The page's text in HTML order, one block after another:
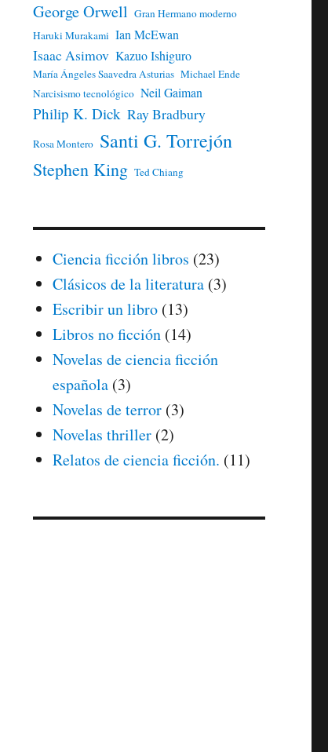
George Orwell Gran Hermano moderno
Haruki Murakami Ian McEwan
Isaac Asimov Kazuo Ishiguro
María Ángeles Saavedra Asturias Michael Ende
Narcisismo tecnológico Neil Gaiman
Philip K. Dick Ray Bradbury
Rosa Montero Santi G. Torrejón
Stephen King Ted Chiang
Ciencia ficción libros (23)
Clásicos de la literatura(3)
Escribir un libro(13)
Libros no ficción(14)
Novelas de ciencia ficción
española(3)
Novelas de terror(3)
Novelas thriller(2)
Relatos de ciencia ficción. (11)